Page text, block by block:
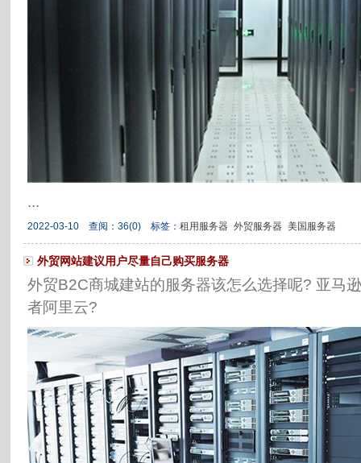
...
2022-03-10 查阅： 36(0) 标签： 租用服务器 外贸服务器 美国服务器
外贸网站建议用户尽量自己购买服务器
外贸B2C商城建站的服务器该怎么选择呢? 亚马
者阿里云?